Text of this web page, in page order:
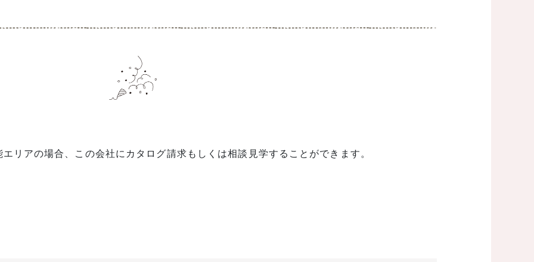
リアの場合、この会社にカタログ請求もしくは相談見学することができます。